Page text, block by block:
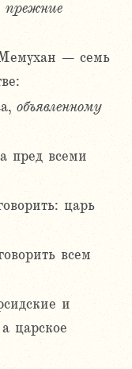
прежние
– семь
объявленному
пред всеми
царь
всем
и
царское